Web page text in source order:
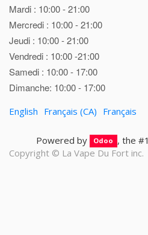
Mardi : 10:00 - 21:00
Mercredi : 10:00 - 21:00
Jeudi : 10:00 - 21:00
Vendredi : 10:00 -21:00
Samedi : 10:00 - 17:00
Dimanche: 10:00 - 17:00
English Français (CA) Français
Powered by Odoo , the #1
Copyright © La Vape Du Fort inc.